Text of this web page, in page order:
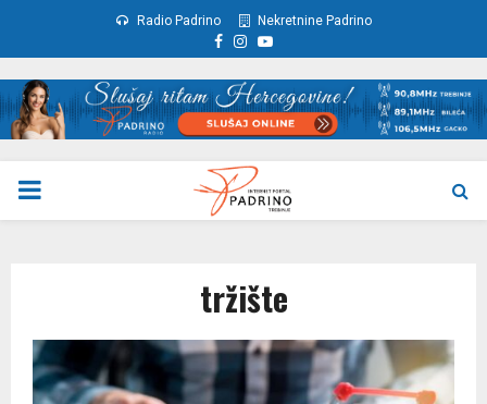
Radio Padrino Nekretnine Padrino
Facebook
Instagram
Youtube
PRIMARY
tržište